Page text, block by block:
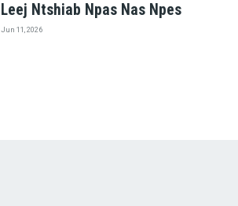
Leej Ntshiab Npas Nas Npes
Jun 11, 2026